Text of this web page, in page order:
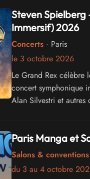
Steven
Immersif) 2026
Concerts· Paris
le 3 octobre 2026
Le Grand Rex
concert symphonique
Alan Silvestri et
Paris Manga et
Salons &
du 3 au 4 octobre